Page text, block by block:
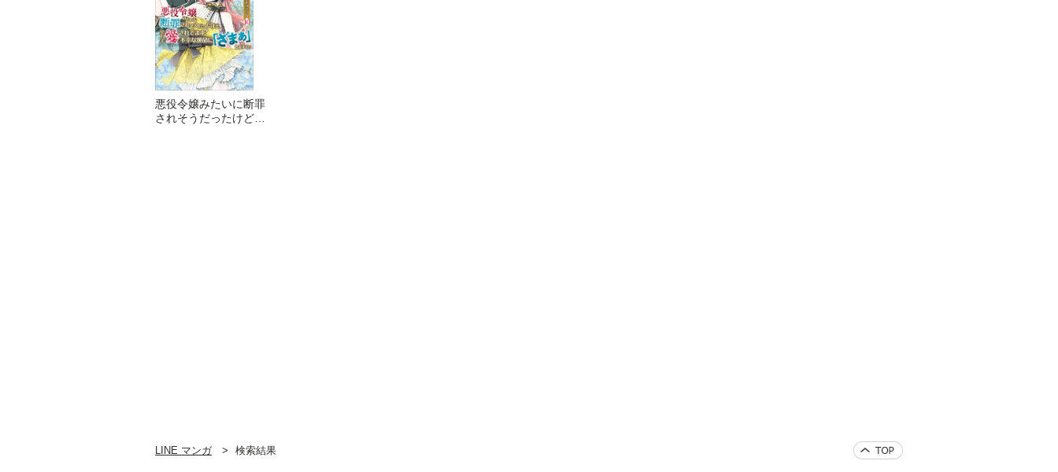
悪役令嬢みたいに断罪
されそうだったけど、
LINE マンガ 検索結果